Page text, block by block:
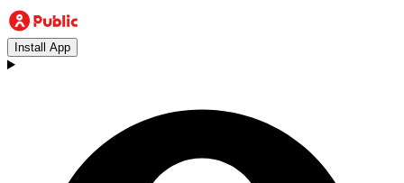
Install App